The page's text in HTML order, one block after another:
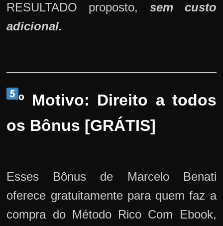
RESULTADO proposto, sem custo
adicional.
º Motivo: Direito a todos
os Bônus [GRÁTIS]
Esses Bônus de Marcelo Benati
oferece gratuitamente para quem faz a
compra do Método Rico Com Ebook,